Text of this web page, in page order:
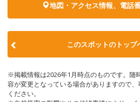
地図・アクセス情報、電話
このスポットのトップ
※掲載情報は2026年1月時点のものです。随
容が変更となっている場合がありますので
ください。